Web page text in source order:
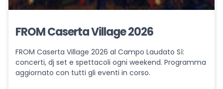
FROM Caserta Village 2026
FROM Caserta Village 2026 al Campo Laudato Sì:
concerti, dj set e spettacoli ogni weekend. Programma
aggiornato con tutti gli eventi in corso.